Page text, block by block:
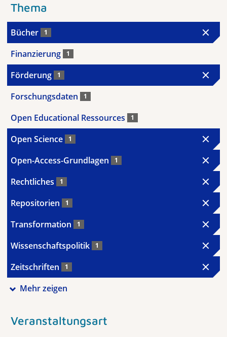
Thema
Bücher 1
Finanzierung 1
Förderung 1
Forschungsdaten 1
Open Educational Ressources 1
Open Science 1
Open-Access-Grundlagen 1
Rechtliches 1
Repositorien 1
Transformation 1
Wissenschaftspolitik 1
Zeitschriften 1
Mehr zeigen
Veranstaltungsart